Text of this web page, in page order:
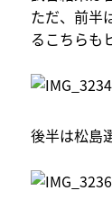
ただ、前半
るこちらも
後半は松島